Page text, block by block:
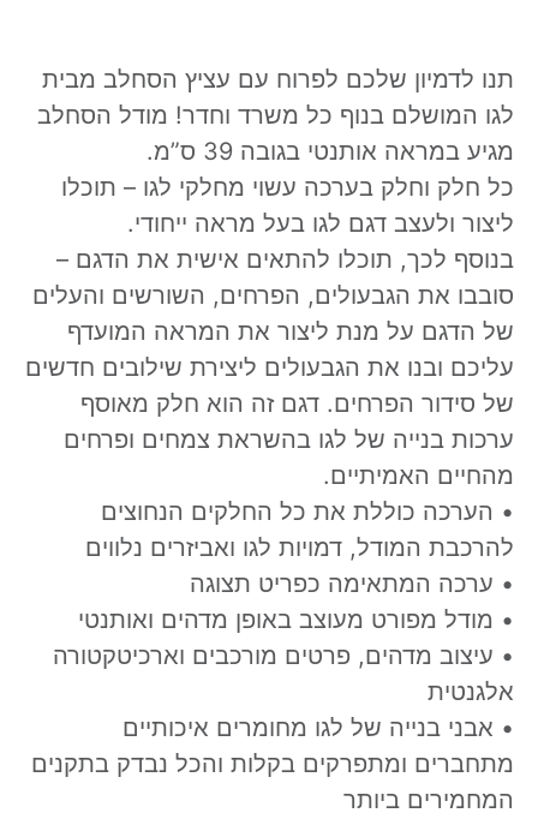
תנו לדמיון שלכם לפרוח עם עציץ הסחלב מבית
לגו המושלם בנוף כל משרד וחדר! מודל הסחלב
מגיע במראה אותנטי בגובה 39 ס”מ.
כל חלק וחלק בערכה עשוי מחלקי לגו – תוכלו
ליצור ולעצב דגם לגו בעל מראה ייחודי.
בנוסף לכך, תוכלו להתאים אישית את הדגם –
סובבו את הגבעולים, הפרחים, השורשים והעלים
של הדגם על מנת ליצור את המראה המועדף
עליכם ובנו את הגבעולים ליצירת שילובים חדשים
של סידור הפרחים. דגם זה הוא חלק מאוסף
ערכות בנייה של לגו בהשראת צמחים ופרחים
מהחיים האמיתיים.
• הערכה כוללת את כל החלקים הנחוצים
להרכבת המודל, דמויות לגו ואביזרים נלווים
• ערכה המתאימה כפריט תצוגה
• מודל מפורט מעוצב באופן מדהים ואותנטי
• עיצוב מדהים, פרטים מורכבים וארכיטקטורה
אלגנטית
• אבני בנייה של לגו מחומרים איכותיים
מתחברים ומתפרקים בקלות והכל נבדק בתקנים
המחמירים ביותר